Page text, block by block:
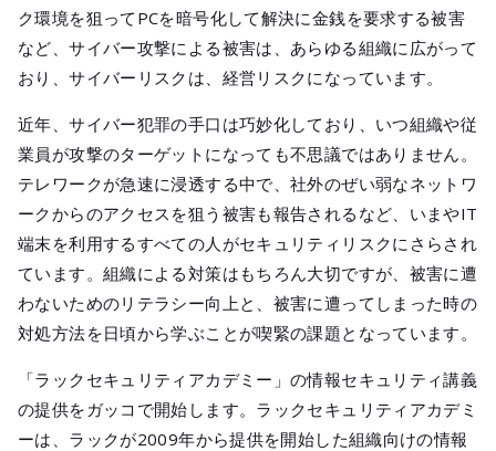
ク環境を狙ってPCを暗号化して解決に金銭を要求する被害
など、サイバー攻撃による被害は、あらゆる組織に広がって
おり、サイバーリスクは、経営リスクになっています。
近年、サイバー犯罪の手口は巧妙化しており、いつ組織や従
業員が攻撃のターゲットになっても不思議ではありません。
テレワークが急速に浸透する中で、社外のぜい弱なネットワ
ークからのアクセスを狙う被害も報告されるなど、いまやIT
端末を利用するすべての人がセキュリティリスクにさらされ
ています。組織による対策はもちろん大切ですが、被害に遭
わないためのリテラシー向上と、被害に遭ってしまった時の
対処方法を日頃から学ぶことが喫緊の課題となっています。
「ラックセキュリティアカデミー」の情報セキュリティ講義
の提供をガッコで開始します。ラックセキュリティアカデミ
ーは、ラックが2009年から提供を開始した組織向けの情報